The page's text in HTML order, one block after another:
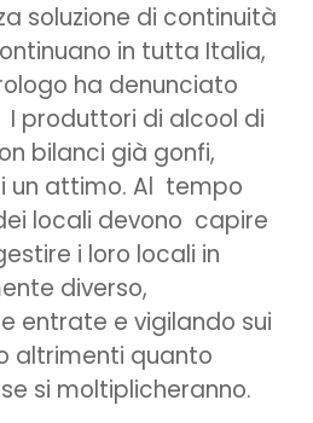
soluzione di continuità
in tutta Italia,
ha denunciato
I produttori di alcool di
bilanci già gonfi,
un attimo. Al tempo
locali devono capire
i loro locali in
diverso,
entrate e vigilando sui
altrimenti quanto
si moltiplicheranno.